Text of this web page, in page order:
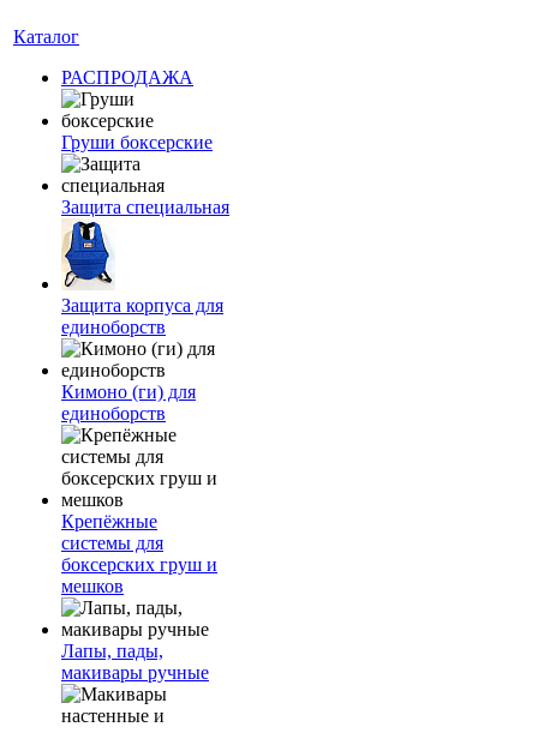
Каталог
РАСПРОДАЖА
Груши боксерские
Защита специальная
Защита корпуса для
единоборств
Кимоно (ги) для
единоборств
Крепёжные
системы для
боксерских груш и
мешков
Лапы, пады,
макивары ручные